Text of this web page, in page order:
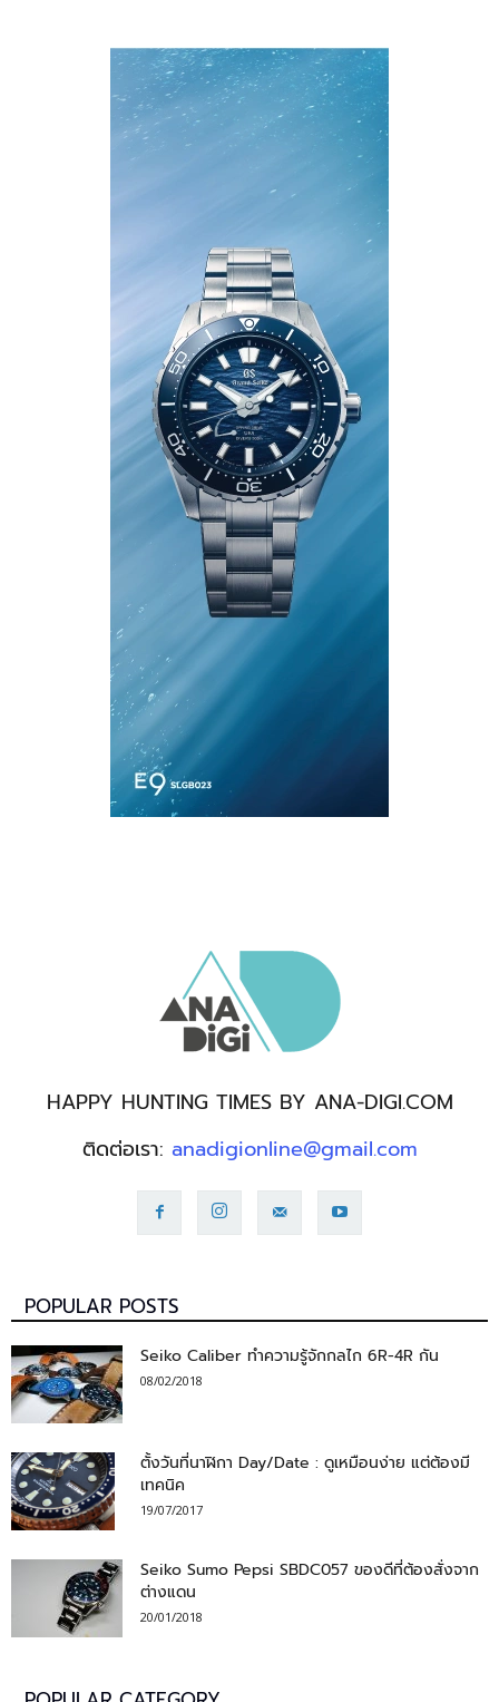
HAPPY HUNTING TIMES BY ANA-DIGI.COM
ติดต่อเรา: anadigionline@gmail.com
POPULAR POSTS
Seiko Caliber ทำความรู้จักกลไก 6R-4R กัน
08/02/2018
ตั้งวันที่นาฬิกา Day/Date : ดูเหมือนง่าย แต่ต้องมี
เทคนิค
19/07/2017
Seiko Sumo Pepsi SBDC057 ของดีที่ต้องสั่งจาก
ต่างแดน
20/01/2018